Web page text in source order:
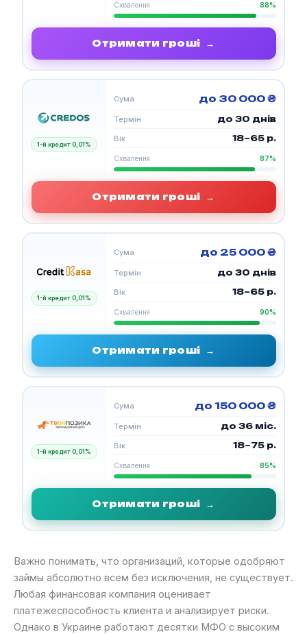
Схвалення 88%
Отримати гроші →
1-й кредит 0,01%
Сума до 30 000 ₴
Термін до 30 днів
Вік 18–65 р.
Схвалення 87%
Отримати гроші →
1-й кредит 0,01%
Сума до 25 000 ₴
Термін до 30 днів
Вік 18–65 р.
Схвалення 90%
Отримати гроші →
1-й кредит 0,01%
Сума до 150 000 ₴
Термін до 36 міс.
Вік 18–75 р.
Схвалення 85%
Отримати гроші →
Важно понимать, что организаций, которые одобряют
займы абсолютно всем без исключения, не существует.
Любая финансовая компания оценивает
платежеспособность клиента и анализирует риски.
Однако в Украине работают десятки МФО с высоким